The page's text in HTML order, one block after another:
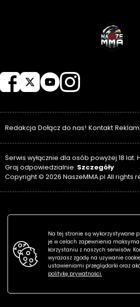
Redakcja Dołącz do nas! Kontakt
Serwis wyłącznie dla osób powyżej 18
Graj odpowiedzialnie. Szczegóły
Copyright © 2026 NaszeMMA.pl All rights
Na tej stronie są wykorzystywane
je w celach zapewnienia
korzystaniu z naszych serwisów.
wyrażasz zgodę na używanie
ustawieniami przeglądarki oraz
politykę prywatności.